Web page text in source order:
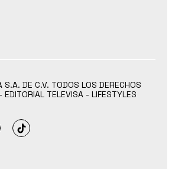
S.A. DE C.V. TODOS LOS DERECHOS
EDITORIAL TELEVISA - LIFESTYLES
tiktok